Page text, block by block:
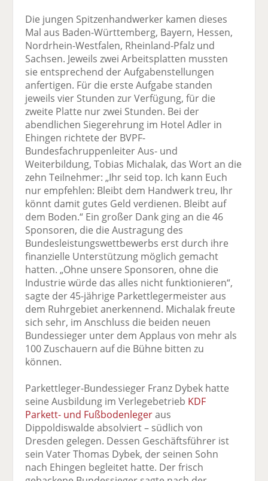
Die jungen Spitzenhandwerker kamen dieses
Mal aus Baden-Württemberg, Bayern, Hessen,
Nordrhein-Westfalen, Rheinland-Pfalz und
Sachsen. Jeweils zwei Arbeitsplatten mussten
sie entsprechend der Aufgabenstellungen
anfertigen. Für die erste Aufgabe standen
jeweils vier Stunden zur Verfügung, für die
zweite Platte nur zwei Stunden. Bei der
abendlichen Siegerehrung im Hotel Adler in
Ehingen richtete der BVPF-
Bundesfachruppenleiter Aus- und
Weiterbildung, Tobias Michalak, das Wort an die
zehn Teilnehmer: „Ihr seid top. Ich kann Euch
nur empfehlen: Bleibt dem Handwerk treu, Ihr
könnt damit gutes Geld verdienen. Bleibt auf
dem Boden.“ Ein großer Dank ging an die 46
Sponsoren, die die Austragung des
Bundesleistungswettbewerbs erst durch ihre
finanzielle Unterstützung möglich gemacht
hatten. „Ohne unsere Sponsoren, ohne die
Industrie würde das alles nicht funktionieren“,
sagte der 45-jährige Parkettlegermeister aus
dem Ruhrgebiet anerkennend. Michalak freute
sich sehr, im Anschluss die beiden neuen
Bundessieger unter dem Applaus von mehr als
100 Zuschauern auf die Bühne bitten zu
können.
Parkettleger-Bundessieger Franz Dybek hatte
seine Ausbildung im Verlegebetrieb KDF
Parkett- und Fußbodenlegeraus
Dippoldiswalde absolviert – südlich von
Dresden gelegen. Dessen Geschäftsführer ist
sein Vater Thomas Dybek, der seinen Sohn
nach Ehingen begleitet hatte. Der frisch